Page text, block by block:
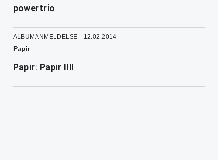
powertrio
ALBUMANMELDELSE - 12.02.2014
Papir
Papir: Papir IIII